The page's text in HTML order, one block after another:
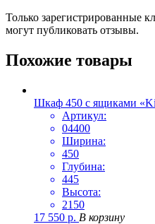
Только зарегистрированные
могут публиковать отзывы.
Похожие товары
Шкаф 450 с ящиками
Артикул:
04400
Ширина:
450
Глубина:
445
Высота:
2150
17 550 р. В корзину